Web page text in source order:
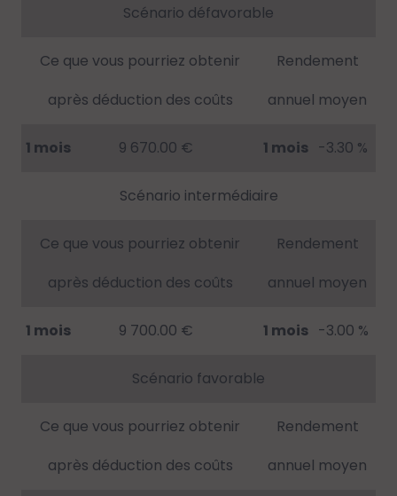
Scénario défavorable
Ce que vous pourriez obtenir
après déduction des coûts
Rendement
annuel moyen
1 mois 9 670.00 € 1 mois -3.30 %
Scénario intermédiaire
Ce que vous pourriez obtenir
après déduction des coûts
Rendement
annuel moyen
1 mois 9 700.00 € 1 mois -3.00 %
Scénario favorable
Ce que vous pourriez obtenir
après déduction des coûts
Rendement
annuel moyen